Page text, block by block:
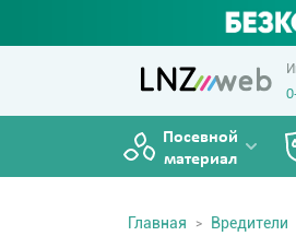
Посевной
материал
Главная Вредители